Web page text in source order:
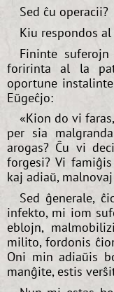
Sed ĉu operacii?
Kiu respondos
Fininte
foririnta al la
oportune
Eŭgeĉjo:
«Kion do vi
per sia
arogas? Ĉu vi
forgesi? Vi
kaj adiaŭ,
Sed ĝenerale,
infekto, mi iom
eblojn,
milito, fordonis
Oni min adiaŭis
manĝite, estis